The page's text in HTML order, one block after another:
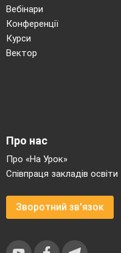
Вебінари
Конференції
Курси
Вектор
Про нас
Про «На Урок»
Співпраця закладів освіти
Зворотний зв'язок